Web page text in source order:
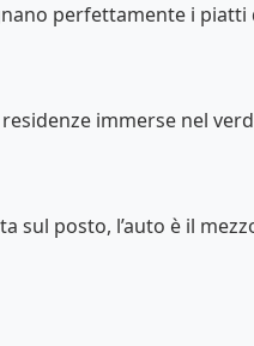
perfettamente i piatti
immerse nel
sul posto, l’auto è il